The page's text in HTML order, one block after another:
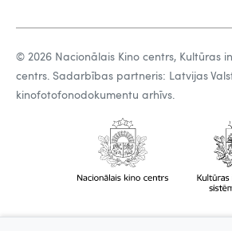
© 2026 Nacionālais Kino centrs, Kultūras
centrs. Sadarbības partneris: Latvijas
kinofotofonodokumentu arhīvs.